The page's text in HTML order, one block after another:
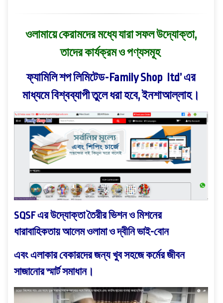
ওলামায়ে কেরামদের মধ্যে যারা সফল উদ্যোক্তা,
তাদের কার্যক্রম ও পণ্যসমূহ
ফ্যামিলি শপ লিমিটেড-Family Shop ltd’ এর
মাধ্যমে বিশ্বব্যাপী তুলে ধরা হবে, ইনশাআল্লাহ।
SQSF এর উদ্যোক্তা তৈরীর ভিশন ও মিশনের
ধারাবাহিকতায়আলেম ওলামা ও দ্বীনি ভাই-বোন
এবং এলাকার বেকারদের জন্য খুব সহজে কর্মের জীবন
সাজানোর স্মার্ট সমাধান।